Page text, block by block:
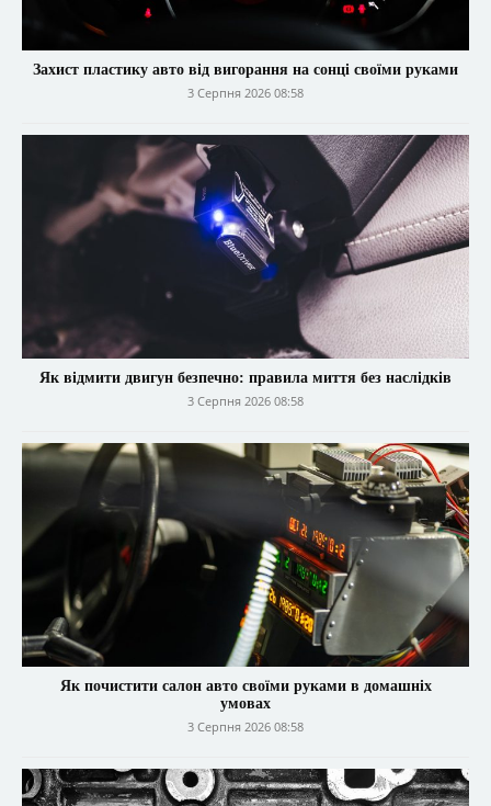
Захист пластику авто від вигорання на сонці своїми руками
3 Серпня 2026 08:58
Як відмити двигун безпечно: правила миття без наслідків
3 Серпня 2026 08:58
Як почистити салон авто своїми руками в домашніх
умовах
3 Серпня 2026 08:58